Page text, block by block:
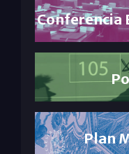
Conferencia
Plan